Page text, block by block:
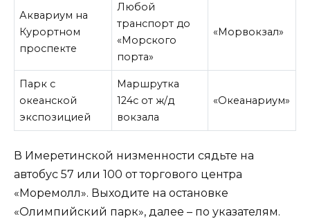
Аквариум на
Курортном
проспекте
Любой
транспорт до
«Морского
порта»
«Морвокзал»
Парк с
океанской
экспозицией
Маршрутка
124с от ж/д
вокзала
«Океанариум»
В Имеретинской низменности сядьте на
автобус 57 или 100 от торгового центра
«Моремолл». Выходите на остановке
«Олимпийский парк», далее – по указателям.